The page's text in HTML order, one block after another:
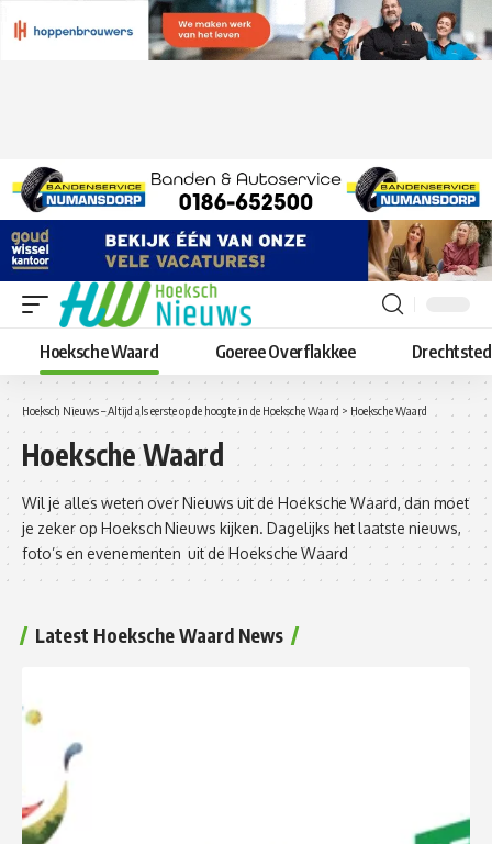
Hoeksche Waard Goeree Overflakkee
Hoeksch Nieuws – Altijd als eerste op de hoogte in de Hoeksche Waard > Hoeksche Waard
Hoeksche Waard
Wil je alles weten over Nieuws uit de Hoeksche Waard, dan moet
je zeker op Hoeksch Nieuws kijken. Dagelijks het laatste nieuws,
foto’s en evenementen uit de Hoeksche Waard
Latest Hoeksche Waard News